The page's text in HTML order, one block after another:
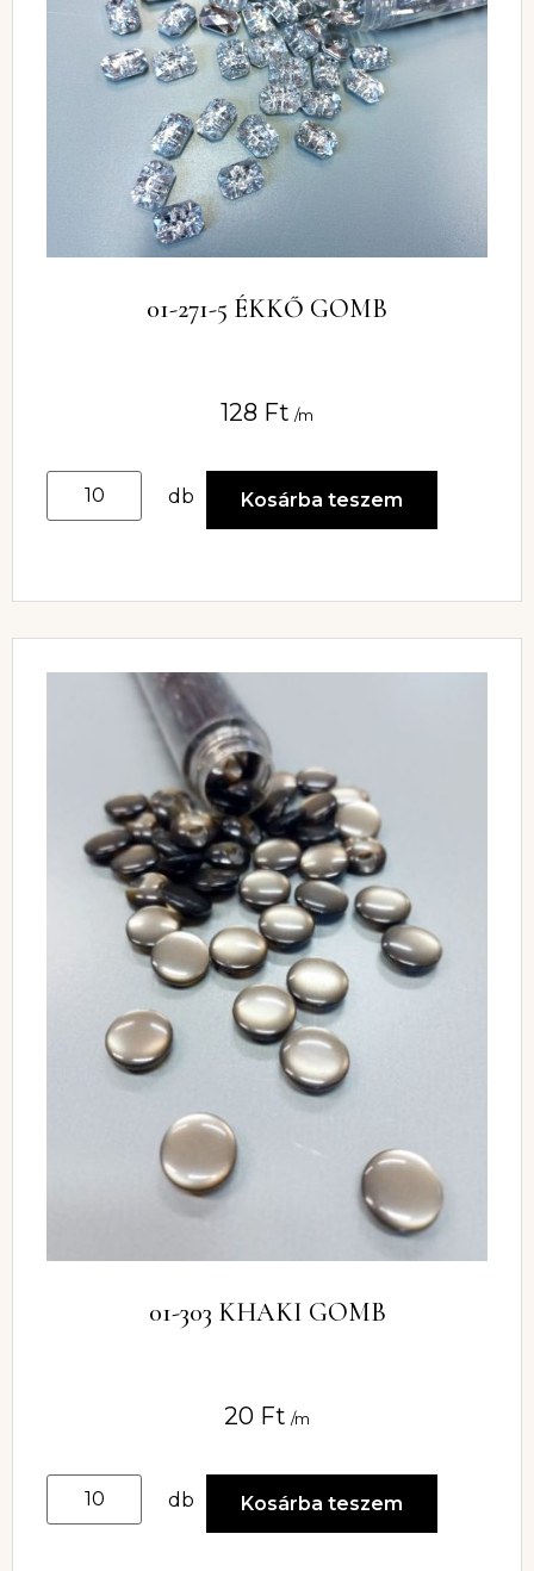
01-271-5 ÉKKŐ GOMB
128 Ft /m
db Kosárba teszem
01-303 KHAKI GOMB
20 Ft /m
db Kosárba teszem